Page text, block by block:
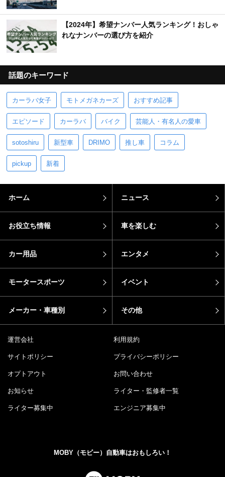
【2024年】希望ナンバー人気ランキング！おしゃ
れなナンバーの選び方を紹介
話題のキーワード
カーラバ女子 モトメガネカーズ おすすめ記事
エピソード カーラバ バイク 芸能人・有名人の愛車
sotoshiru 新型車 DRIMO 推し車 コラム
pickup 新着
ホーム ニュース
お役立ち情報 車を楽しむ
カー用品 エンタメ
モータースポーツ イベント
メーカー・車種別 その他
運営会社 利用規約
サイトポリシー プライバシーポリシー
オプトアウト お問い合わせ
お知らせ ライター・監修者一覧
ライター募集中 エンジニア募集中
MOBY（モビー）自動車はおもしろい！